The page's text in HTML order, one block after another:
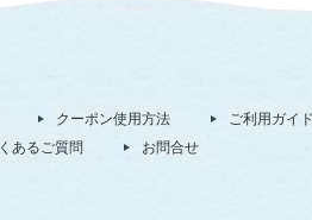
クーポン使用方法
ご利用ガイド
あるご質問 お問合せ